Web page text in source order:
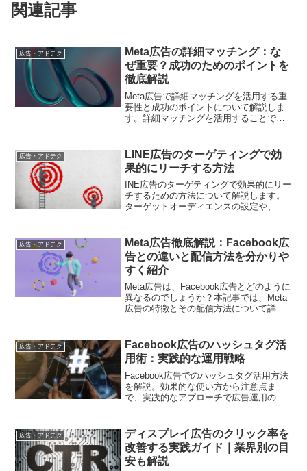
関連記事
広告・アドテク
Meta広告の詳細マッチング：な
ぜ重要？成功のためのポイントを
徹底解説
Meta広告で詳細マッチングを活用する重
要性と成功のポイントについて解説しま
す。詳細マッチングを活用することでど
広告・アドテク
LINE広告のターゲティングで効
果的にリーチする方法
INE広告のターゲティングで効果的にリー
チするための方法について解説します。
ターゲットオーディエンスの設定や、タ
広告・アドテク
Meta広告徹底解説：Facebook広
告との違いと配信方法を分かりや
すく紹介
Meta広告は、Facebook広告とどのように
異なるのでしょうか？本記事では、Meta
広告の特徴とその配信方法について詳し
広告・アドテク
Facebook広告のハッシュタグ活
用術：実践的な運用戦略
Facebook広告でのハッシュタグ活用方法
を解説。効果的な使い方から注意点ま
で、実践的なアプローチで広告運用の質
広告・アドテク
ディスプレイ広告のクリック率を
改善する実践ガイド｜業界別の目
安も解説